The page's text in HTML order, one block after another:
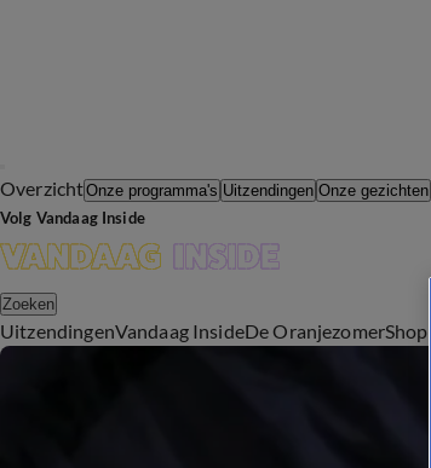
OverzichtOnze programma's Uitzendingen Onze gezichten
Volg Vandaag Inside
Zoeken
UitzendingenVandaag InsideDe OranjezomerShop